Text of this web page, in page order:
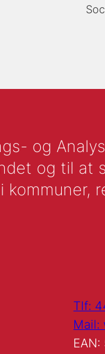
og
og til at
Tlf:
Mail: